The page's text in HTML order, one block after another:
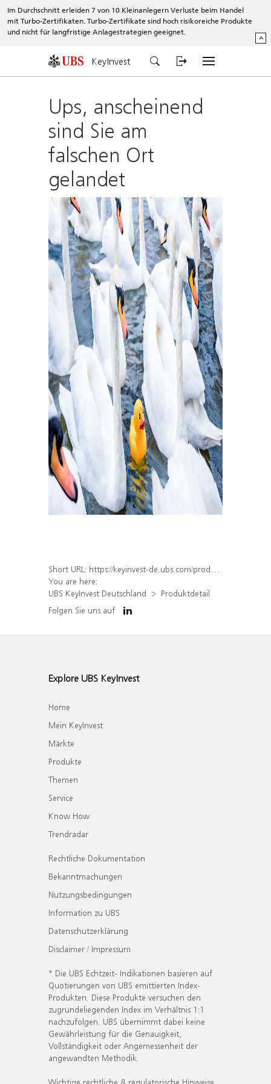
Im Durchschnitt erleiden 7 von 10 Kleinanlegern Verluste beim Handel
mit Turbo-Zertifikaten. Turbo-Zertifikate sind hoch risikoreiche Produkte
und nicht für langfristige Anlagestrategien geeignet.
^
KeyInvest
Ups, anscheinend
sind Sie am
falschen Ort
gelandet
Short URL: https://keyinvest-de.ubs.com/produkt/detail/index/isin/DE000WA4AY88
You are here:
UBS KeyInvest Deutschland
Produktdetail
Folgen Sie uns auf
Explore UBS KeyInvest
Home
Mein KeyInvest
Märkte
Produkte
Themen
Service
Know How
Trendradar
Rechtliche Dokumentation
Bekanntmachungen
Nutzungsbedingungen
Information zu UBS
Datenschutzerklärung
Disclaimer / Impressum
* Die UBS Echtzeit- Indikationen basieren auf
Quotierungen von UBS emittierten Index-
Produkten. Diese Produkte versuchen den
zugrundeliegenden Index im Verhältnis 1:1
nachzufolgen. UBS übernimmt dabei keine
Gewährleistung für die Genauigkeit,
Vollständigkeit oder Angemessenheit der
angewandten Methodik.